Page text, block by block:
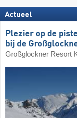
Actueel
Plezier op de
bij de
Großglockner Resort